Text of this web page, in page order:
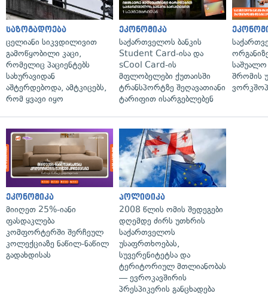
საზოგადოება
ცელიანი სიკვდილივით
გამოწყობილი კაცი,
რომელიც პაციენტებს
სახურავიდან
აშტერდებოდა, ამტკიცებს,
რომ ყვავი იყო
ეკონომიკა
საქართველოს ბანკის
Student Card-ისა და
sCool Card-ის
მფლობელები ქუთაისში
ტრანსპორტზე შეღავათიანი
ტარიფით ისარგებლებენ
საშუალო
შრომის
ეკონომიკა
მიიღეთ 25%-იანი
ფასდაკლება
კომფორტერში შერჩეულ
კოლექციაზე ნაწილ-ნაწილ
გადახდისას
პოლიტიკა
2008 წლის ომის შედეგები
დღემდე ძირს უთხრის
საქართველოს
უსაფრთხოებას,
სუვერენიტეტსა და
ტერიტორიულ მთლიანობას
— ევროკავშირის
პრესპიკერის განცხადება